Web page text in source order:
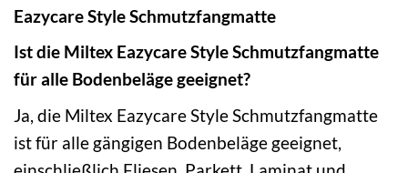
Eazycare Style Schmutzfangmatte
Ist die Miltex Eazycare Style Schmutzfangmatte
für alle Bodenbeläge geeignet?
Ja, die Miltex Eazycare Style Schmutzfangmatte
ist für alle gängigen Bodenbeläge geeignet,